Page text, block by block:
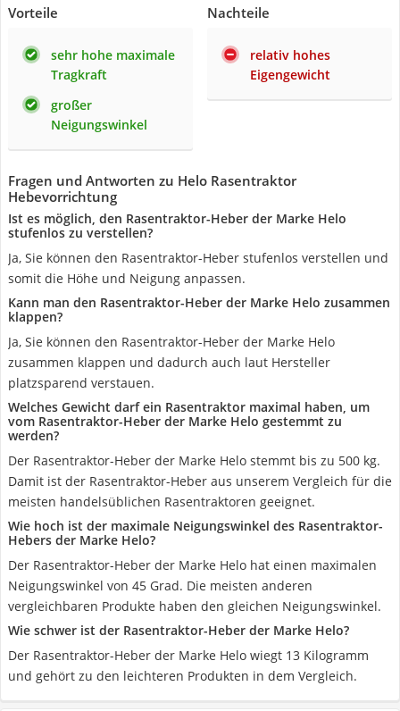
Vorteile
sehr hohe maximale
Tragkraft
großer
Neigungswinkel
Nachteile
relativ hohes
Eigengewicht
Fragen und Antworten zu Helo Rasentraktor
Hebevorrichtung
Ist es möglich, den Rasentraktor-Heber der Marke Helo
stufenlos zu verstellen?
Ja, Sie können den Rasentraktor-Heber stufenlos verstellen und
somit die Höhe und Neigung anpassen.
Kann man den Rasentraktor-Heber der Marke Helo zusammen
klappen?
Ja, Sie können den Rasentraktor-Heber der Marke Helo
zusammen klappen und dadurch auch laut Hersteller
platzsparend verstauen.
Welches Gewicht darf ein Rasentraktor maximal haben, um
vom Rasentraktor-Heber der Marke Helo gestemmt zu
werden?
Der Rasentraktor-Heber der Marke Helo stemmt bis zu 500 kg.
Damit ist der Rasentraktor-Heber aus unserem Vergleich für die
meisten handelsüblichen Rasentraktoren geeignet.
Wie hoch ist der maximale Neigungswinkel des Rasentraktor-
Hebers der Marke Helo?
Der Rasentraktor-Heber der Marke Helo hat einen maximalen
Neigungswinkel von 45 Grad. Die meisten anderen
vergleichbaren Produkte haben den gleichen Neigungswinkel.
Wie schwer ist der Rasentraktor-Heber der Marke Helo?
Der Rasentraktor-Heber der Marke Helo wiegt 13 Kilogramm
und gehört zu den leichteren Produkten in dem Vergleich.